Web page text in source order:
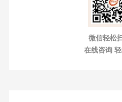
微信轻松
在线咨询